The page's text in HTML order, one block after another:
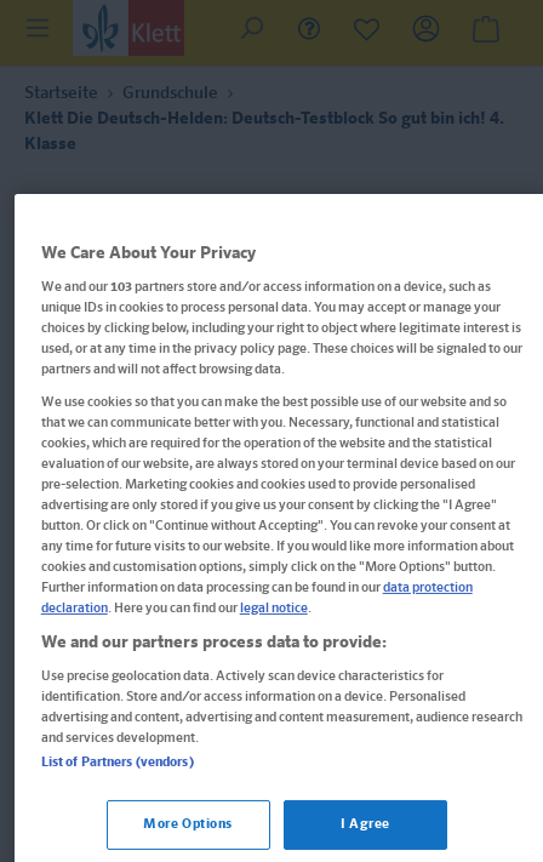
Startseite
Grundschule
Klett Die Deutsch-Helden: Deutsch-Testblock So gut bin ich! 4.
Klasse
Im Buch blättern
Klett Die Deutsch-Helden:
Deutsch-Testblock So gut bin
ich! 4. Klasse
We Care About Your Privacy
We and our103partners store and/or access information on a device, such as
unique IDs in cookies to process personal data. You may accept or manage your
choices by clicking below, including your right to object where legitimate interest is
used, or at any time in the privacy policy page. These choices will be signaled to our
partners and will not affect browsing data.
We use cookies so that you can make the best possible use of our website and so
that we can communicate better with you. Necessary, functional and statistical
cookies, which are required for the operation of the website and the statistical
evaluation of our website, are always stored on your terminal device based on our
pre-selection. Marketing cookies and cookies used to provide personalised
advertising are only stored if you give us your consent by clicking the "I Agree"
button. Or click on "Continue without Accepting". You can revoke your consent at
any time for future visits to our website. If you would like more information about
cookies and customisation options, simply click on the "More Options" button.
Further information on data processing can be found in ourdata protection
declaration. Here you can find our legal notice.
We and our partners process data to provide:
Use precise geolocation data. Actively scan device characteristics for
identification. Store and/or access information on a device. Personalised
advertising and content, advertising and content measurement, audience research
and services development.
List of Partners (vendors)
I Agree
More Options